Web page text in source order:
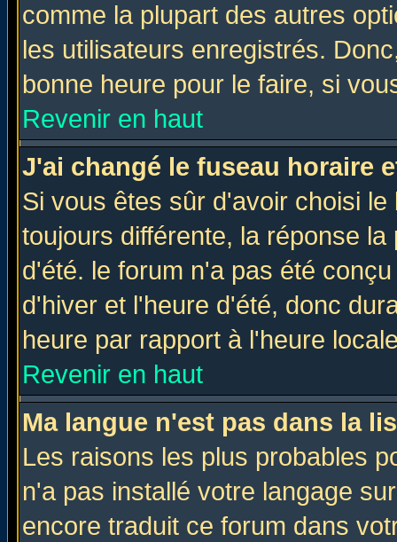
comme la plupart des autres
les utilisateurs enregistrés.
bonne heure pour le faire, si
Revenir en haut
J'ai changé le fuseau horaire
Si vous êtes sûr d'avoir choisi
toujours différente, la réponse
d'été. le forum n'a pas été
d'hiver et l'heure d'été, donc
heure par rapport à l'heure
Revenir en haut
Ma langue n'est pas dans la
Les raisons les plus probables
n'a pas installé votre langage
encore traduit ce forum dans